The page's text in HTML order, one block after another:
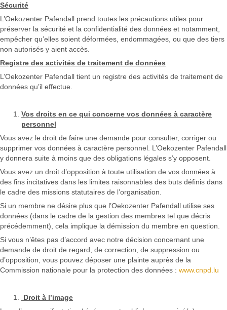
Sécurité
L’Oekozenter Pafendall prend toutes les précautions utiles pour
préserver la sécurité et la confidentialité des données et notamment,
empêcher qu’elles soient déformées, endommagées, ou que des tiers
non autorisés y aient accès.
Registre des activités de traitement de données
L’Oekozenter Pafendall tient un registre des activités de traitement de
données qu’il effectue.
Vos droits en ce qui concerne vos données à caractère
personnel
Vous avez le droit de faire une demande pour consulter, corriger ou
supprimer vos données à caractère personnel. L’Oekozenter Pafendall
y donnera suite à moins que des obligations légales s’y opposent.
Vous avez un droit d’opposition à toute utilisation de vos données à
des fins incitatives dans les limites raisonnables des buts définis dans
le cadre des missions statutaires de l’organisation.
Si un membre ne désire plus que l’Oekozenter Pafendall utilise ses
données (dans le cadre de la gestion des membres tel que décris
précédemment), cela implique la démission du membre en question.
Si vous n’êtes pas d’accord avec notre décision concernant une
demande de droit de regard, de correction, de suppression ou
d’opposition, vous pouvez déposer une plainte auprès de la
Commission nationale pour la protection des données : www.cnpd.lu
Droit à l’image